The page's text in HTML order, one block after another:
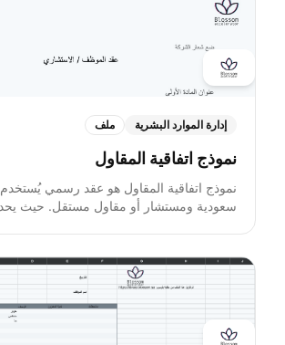
منظمة وعملية لكتابة الملخص التنفيذي، إبراز
وبناء المصداقية، مع تحسين المحتوى للظهور
للشركات الناشئة الراغبة في تقديم صورة
وجذابة على الإنترنت
إدارة الموارد البشرية ملف
نموذج اتفاقية المقاول
نموذج اتفاقية المقاول هو عقد رسمي
سعودية ومستشار أو مقاول مستقل. حيث
المنتجات النهائية، وحقوق الملكية الفكرية،
المنافسة، والسرية. كما يتناول شروط الإنهاء،
المسؤولية، وبنود التعويض. يخضع الاتفاق
العربية السعودية، ويشمل أقسامًا لتوقيعات
وتفاصيل الشركة الأساسية لتوثيق العقد